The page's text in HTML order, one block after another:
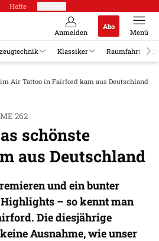
Hefte
Anmelden
Abo
Menü
Klassiker Raumfahrt
Air Tattoo in Fairford kam aus Deutschland
262
schönste
aus Deutschland
und ein bunter
– so kennt man
Die diesjährige
Ausnahme, wie unser